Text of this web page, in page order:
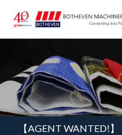
【AGENT WANTED!】